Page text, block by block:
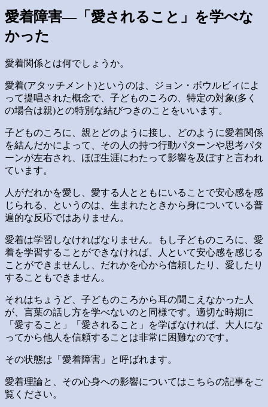
愛着障害―「愛されること」を学べな
かった
愛着関係とは何でしょうか。
愛着(アタッチメント)というのは、ジョン・ボウルビィによ
って提唱された概念で、子どものころの、特定の対象(多く
の場合は親)との特別な結びつきのことをいいます。
子どものころに、親とどのように接し、どのように愛着関係
を結んだかによって、その人の持つ行動パターンや思考パタ
ーンが左右され、ほぼ生涯にわたって影響を及ぼすと言われ
ています。
人がだれかを愛し、愛する人とともにいることで安心感を感
じられる、というのは、生まれたときから身についている普
遍的な反応ではありません。
愛着は学習しなければなりません。もし子どものころに、愛
着を学習することができなければ、人といて安心感を感じる
ことができませんし、だれかを心から信頼したり、愛したり
することもできません。
それはちょうど、子どものころから耳の聞こえなかった人
が、言葉の話し方を学べないのと同様です。適切な時期に
「愛すること」「愛されること」を学ばなければ、大人にな
ってから他人を信頼することは非常に困難なのです。
その状態は「愛着障害」と呼ばれます。
愛着理論と、その心身への影響についてはこちらの記事をご
覧ください。